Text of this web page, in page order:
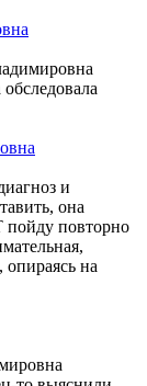
и
она
пойду повторно
на